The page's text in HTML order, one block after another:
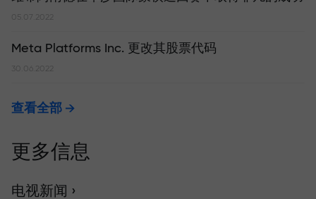
Meta Platforms Inc. 更改其股票代码
30.06.2022
查看全部
更多信息
电视新闻 ›